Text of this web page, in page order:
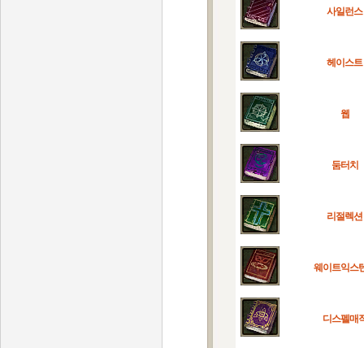
사일런스
헤이스트
웹
둠터치
리절렉션
웨이트익스
디스펠매